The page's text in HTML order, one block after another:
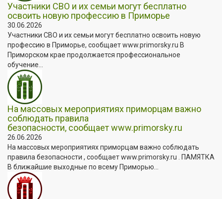
Участники СВО и их семьи могут бесплатно
освоить новую профессию в Приморье
30.06.2026
Участники СВО и их семьи могут бесплатно освоить новую
профессию в Приморье, сообщает www.primorsky.ru В
Приморском крае продолжается профессиональное
обучение...
На массовых мероприятиях приморцам важно
соблюдать правила
безопасности, сообщает www.primorsky.ru
26.06.2026
На массовых мероприятиях приморцам важно соблюдать
правила безопасности , сообщает www.primorsky.ru . ПАМЯТКА
В ближайшие выходные по всему Приморью...